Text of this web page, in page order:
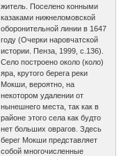
житель. Поселено конными
казаками нижнеломовской
оборонительной линии в 1647
году (Очерки наровчатской
истории. Пенза, 1999, с.136).
Село построено около (коло)
яра, крутого берега реки
Мокши, вероятно, на
некотором удалении от
нынешнего места, так как в
районе этого села как будто
нет больших оврагов. Здесь
берег Мокши представляет
собой многочисленные